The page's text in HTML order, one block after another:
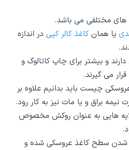
های مختلفی می باشد.
یا همان کاغذ کالر کپی در اندازه
دارند و بیشتر برای چاپ کاتالوگ و
می گیرند.
چیست باید بدانیم علاوه بر
نیمه براق و یا مات نیز به کار رود.
لایه هایی به عنوان روکش مخصوص
شدن سطح کاغذ عروسکی شده و